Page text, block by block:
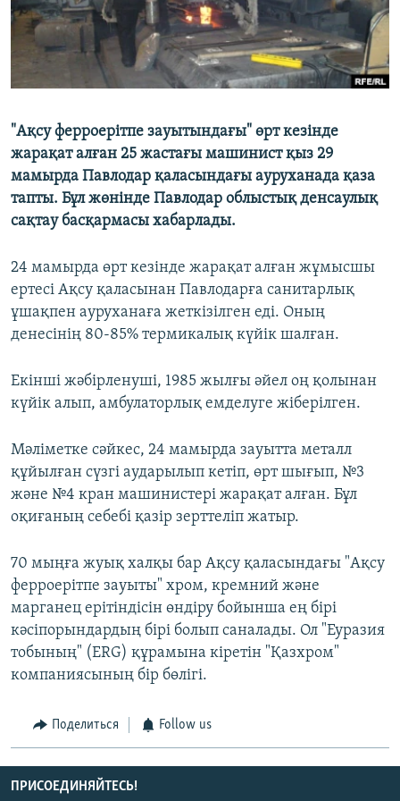
"Ақсу ферроерітпе зауытындағы" өрт кезінде
жарақат алған 25 жастағы машинист қыз 29
мамырда Павлодар қаласындағы ауруханада қаза
тапты. Бұл жөнінде Павлодар облыстық денсаулық
сақтау басқармасы хабарлады.
24 мамырда өрт кезінде жарақат алған жұмысшы
ертесі Ақсу қаласынан Павлодарға санитарлық
ұшақпен ауруханаға жеткізілген еді. Оның
денесінің 80-85% термикалық күйік шалған.
Екінші жәбірленуші, 1985 жылғы әйел оң қолынан
күйік алып, амбулаторлық емделуге жіберілген.
Мәліметке сәйкес, 24 мамырда зауытта металл
құйылған сүзгі аударылып кетіп, өрт шығып, №3
және №4 кран машинистері жарақат алған. Бұл
оқиғаның себебі қазір зерттеліп жатыр.
70 мыңға жуық халқы бар Ақсу қаласындағы "Ақсу
ферроерітпе зауыты" хром, кремний және
марганец ерітіндісін өндіру бойынша ең бірі
кәсіпорындардың бірі болып саналады. Ол "Еуразия
тобының" (ERG) құрамына кіретін "Қазхром"
компаниясының бір бөлігі.
Поделиться Follow us
ПРИСОЕДИНЯЙТЕСЬ!